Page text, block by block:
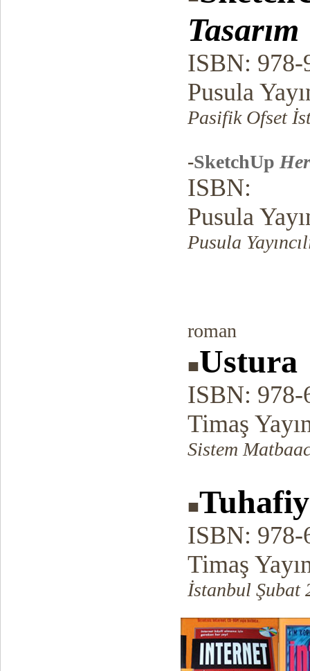
Tasarım
ISBN: 978-
Pusula
Pasifik Ofset
-SketchUp
ISBN:
Pusula
Pusula
roman
■Ustura
ISBN: 978-
Timaş
Sistem
■
ISBN: 978-
Timaş
İstanbul Şubat